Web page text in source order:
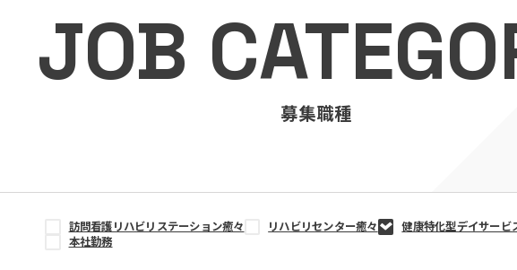
リハビリセンター癒々
健康特化型デイサービス癒々＋
α
福祉用具プランナー癒々
JOB
募集職種
訪問看護リハビリステーション癒々 リハビリセンター癒々
健康特化型デイサービ
本社勤務